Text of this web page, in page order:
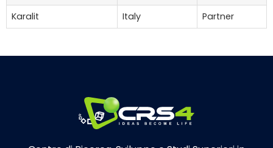
Karalit
Italy Partner